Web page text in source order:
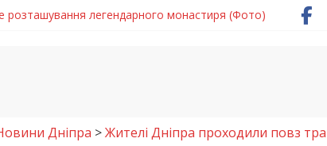
розташування легендарного монастиря (Фото)
Дніпра >Жителі Дніпра проходили повз